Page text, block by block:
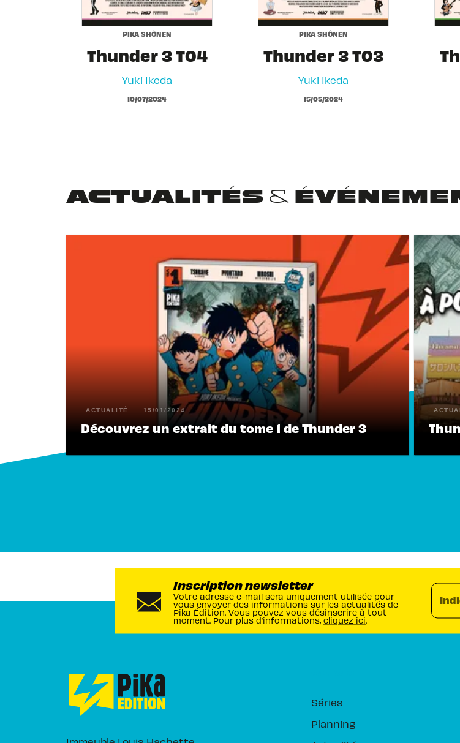
PIKA SHÔNEN
Thunder 3 T04
Yuki Ikeda
10/07/2024
PIKA SHÔNEN
Thunder 3 T03
Yuki Ikeda
15/05/2024
ACTUALITÉS &
ACTUALITÉ 15/01/2024
Découvrez un extrait du tome 1 de Thunder 3
Inscription newsletter
Votre adresse e-mail sera uniquement utilisée pour
vous envoyer des informations sur les actualités de
Pika Édition. Vous pouvez vous désinscrire à tout
moment. Pour plus d’informations, cliquez ici
Séries
Planning